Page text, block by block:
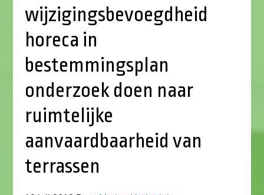
wijzigingsbevoegdheid
horeca in
bestemmingsplan
onderzoek doen naar
ruimtelijke
aanvaardbaarheid van
terrassen